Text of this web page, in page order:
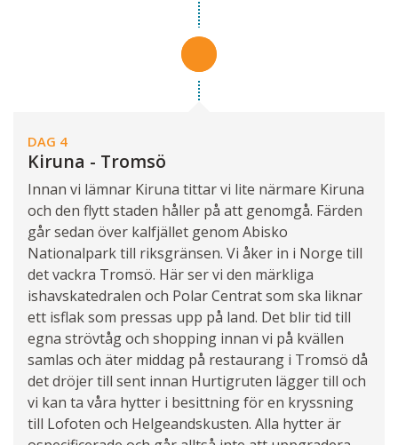
DAG 4
Kiruna - Tromsö
Innan vi lämnar Kiruna tittar vi lite närmare Kiruna
och den flytt staden håller på att genomgå. Färden
går sedan över kalfjället genom Abisko
Nationalpark till riksgränsen. Vi åker in i Norge till
det vackra Tromsö. Här ser vi den märkliga
ishavskatedralen och Polar Centrat som ska liknar
ett isflak som pressas upp på land. Det blir tid till
egna strövtåg och shopping innan vi på kvällen
samlas och äter middag på restaurang i Tromsö då
det dröjer till sent innan Hurtigruten lägger till och
vi kan ta våra hytter i besittning för en kryssning
till Lofoten och Helgeandskusten. Alla hytter är